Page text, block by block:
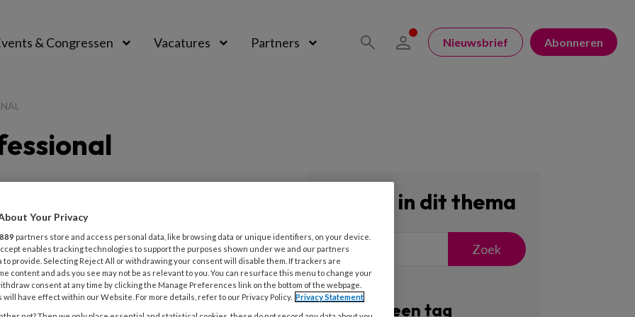
& Congressen Vacatures Partners Nieuwsbrief Abonneren
NIEUWS TOEZICHT KINDEROPVANG
in ‘hardhandige handelingen,
en duwen en trekken’
telde de Vertrouwensinspectie zoveel
Zoeken in dit thema
Zoek
Filter op een tag
Your Privacy
889 partners store and access personal data, like browsing data or unique identifiers, on your device.
enables tracking technologies to support the purposes shown under we and our partners
to provide. Selecting Reject All or withdrawing your consent will disable them. If trackers are
content and ads you see may not be as relevant to you. You can resurface this menu to change your
consent at any time by clicking the Manage Preferences link on the bottom of the webpage.
will have effect within our Website. For more details, refer to our Privacy Policy. Privacy Statement